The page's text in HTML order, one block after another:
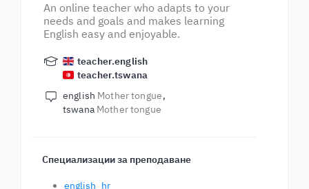
An online teacher who adapts to your
needs and goals and makes learning
English easy and enjoyable.
teacher.english
teacher.tswana
english Mother tongue
tswana Mother tongue
Специализации за преподаване
english_hr